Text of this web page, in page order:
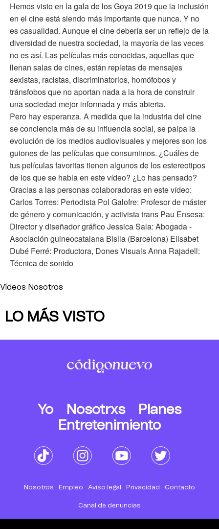
Hemos visto en la gala de los Goya 2019 que la inclusión
en el cine está siendo más importante que nunca. Y no
es casualidad. Aunque el cine debería ser un reflejo de la
diversidad de nuestra sociedad, la mayoría de las veces
no es así. Las películas más conocidas, aquellas que
llenan salas de cines, están repletas de mensajes
sexistas, racistas, discriminatorios, homófobos y
tránsfobos que no aportan nada a la hora de construir
una sociedad mejor informada y más abierta.
Pero hay esperanza. A medida que la industria del cine
se conciencia más de su influencia social, se palpa la
evolución de los medios audiovisuales y mejores son los
guiones de las películas que consumimos. ¿Cuáles de
tus películas favoritas tienen algunos de los estereotipos
de los que se habla en este vídeo? ¿Lo has pensado?
Gracias a las personas colaboradoras en este vídeo:
Carlos Torres: Periodista Pol Galofre: Profesor de máster
de género y comunicación, y activista trans Pau Ensesa:
Director y diseñador gráfico Jessica Sala: Abogada -
Asociación guineocatalana Bisila (Barcelona) Elisabet
Dubé Ferré: Productora, Dones Visuals Anna Rajadell:
Técnica de sonido
Vídeos Nosotros
LO MÁS VISTO
Yo Nosotrxs
Planes
Entretenimiento
Nosotros Empleo Aviso legal Privacidad Contacto
Canal de denuncias